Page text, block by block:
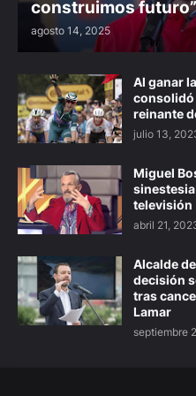
construimos futuro”
agosto 14, 2025
Al ganar
consolidó
reinante
julio 13,
Miguel
televisión
abril 21,
Alcalde
decisión
tras
Lamar
septiembre